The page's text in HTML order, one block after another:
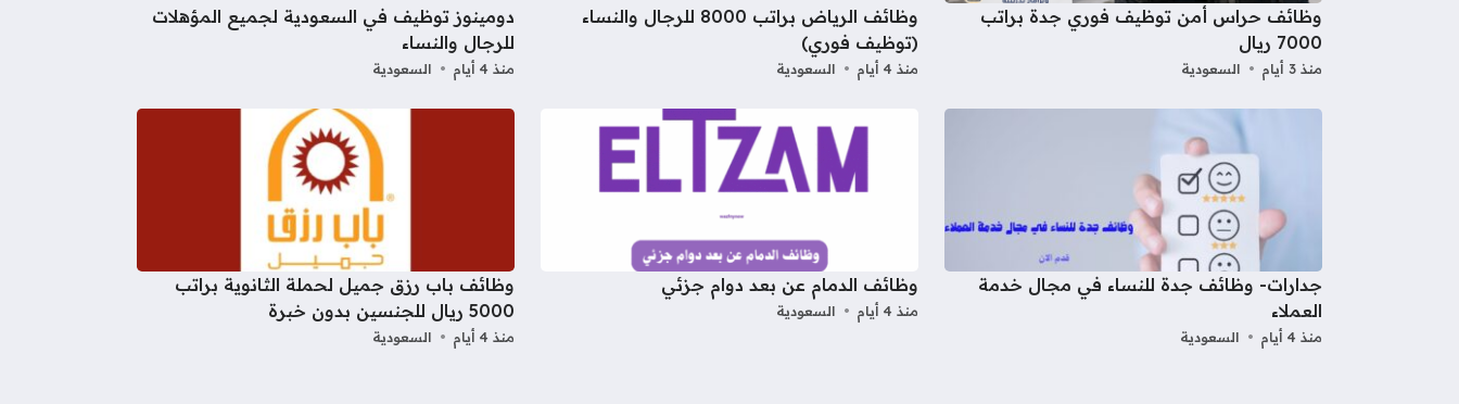
وظائف حراس أمن توظيف فوري جدة براتب
7000 ريال
منذ 3 أيام السعودية
وظائف الرياض براتب 8000 للرجال والنساء
(توظيف فوري)
منذ 4 أيام السعودية
دومينوز توظيف في السعودية لجميع المؤهلات
للرجال والنساء
منذ 4 أيام السعودية
جدارات- وظائف جدة للنساء في مجال خدمة
العملاء
منذ 4 أيام السعودية
وظائف الدمام عن بعد دوام جزئي
منذ 4 أيام السعودية
وظائف باب رزق جميل لحملة الثانوية براتب
5000 ريال للجنسين بدون خبرة
منذ 4 أيام السعودية